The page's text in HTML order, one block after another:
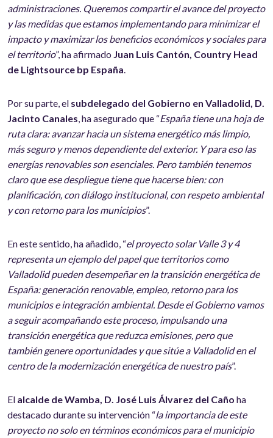
administraciones. Queremos compartir el avance del proyecto
y las medidas que estamos implementando para minimizar el
impacto y maximizar los beneficios económicos y sociales para
el territorio”, ha afirmado Juan Luis Cantón, Country Head
de Lightsource bp España.
Por su parte, el subdelegado del Gobierno en Valladolid, D.
Jacinto Canales, ha asegurado que “España tiene una hoja de
ruta clara: avanzar hacia un sistema energético más limpio,
más seguro y menos dependiente del exterior. Y para eso las
energías renovables son esenciales. Pero también tenemos
claro que ese despliegue tiene que hacerse bien: con
planificación, con diálogo institucional, con respeto ambiental
y con retorno para los municipios”.
En este sentido, ha añadido, “el proyecto solar Valle 3 y 4
representa un ejemplo del papel que territorios como
Valladolid pueden desempeñar en la transición energética de
España: generación renovable, empleo, retorno para los
municipios e integración ambiental. Desde el Gobierno vamos
a seguir acompañando este proceso, impulsando una
transición energética que reduzca emisiones, pero que
también genere oportunidades y que sitúe a Valladolid en el
centro de la modernización energética de nuestro país”.
El alcalde de Wamba, D. José Luis Álvarez del Caño ha
destacado durante su intervención “la importancia de este
proyecto no solo en términos económicos para el municipio